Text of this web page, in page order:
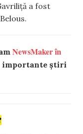
a fost
NewsMaker în
importante știri